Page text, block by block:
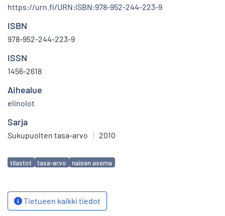
https://urn.fi/URN:ISBN:978-952-244-223-9
ISBN
978-952-244-223-9
ISSN
1456-2618
Aihealue
elinolot
Sarja
Sukupuolten tasa-arvo | 2010
Avainsanat
tilastot tasa-arvo naisen asema
Tietueen kaikki tiedot